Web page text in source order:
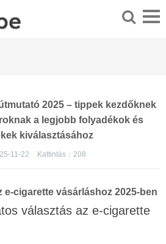
2025 – tippek kezdőknek
a legjobb folyadékok és
kiválasztásához
11-22 Kattintás： 208
e-cigarette vásárláshoz 2025-ben
választás az e-cigarette